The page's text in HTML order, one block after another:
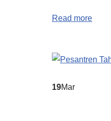
Read more
19Mar